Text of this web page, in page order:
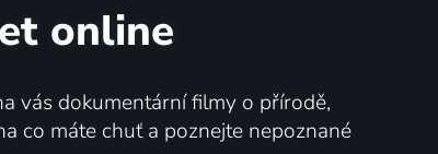
online
vás dokumentární filmy o přírodě,
co máte chuť a poznejte nepoznané